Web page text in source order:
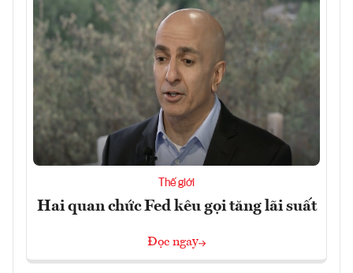
Thế giới
Hai quan chức Fed kêu gọi tăng lãi suất
Đọc ngay